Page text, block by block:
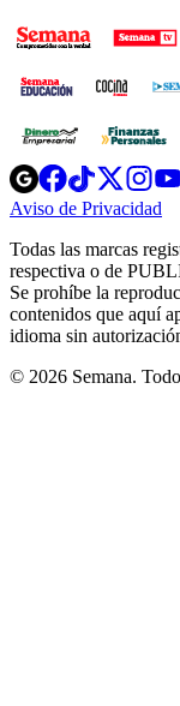
Opens
in
new
Opens
in
new
Opens
in
new
window
new
Aviso de Privacidad
Todas las marcas
respectiva o de
Se prohíbe la
contenidos que aquí
idioma sin
© 2026 Semana.